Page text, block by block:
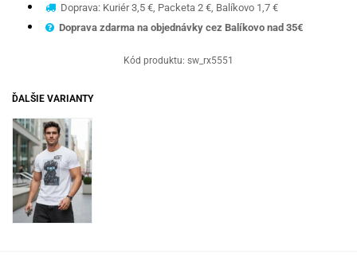
Doprava: Kuriér 3,5 €, Packeta 2 €, Balíkovo 1,7 €
Doprava zdarma na objednávky cez Balíkovo nad 35€
Kód produktu: sw_rx5551
ĎALŠIE VARIANTY